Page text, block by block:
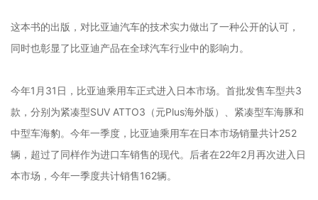
这本书的出版，对比亚迪汽车的技术实力做出了一种公开的认可，
同时也彰显了比亚迪产品在全球汽车行业中的影响力。
今年1月31日，比亚迪乘用车正式进入日本市场。首批发售车型共3
款，分别为紧凑型SUV ATTO3（元Plus海外版）、 紧凑型车海豚和
中型车海豹。 今年一季度，比亚迪乘用车在日本市场销量共计252
辆，超过了同样作为进口车销售的现代。后者在22年2月再次进入日
本市场，今年一季度共计销售162辆。